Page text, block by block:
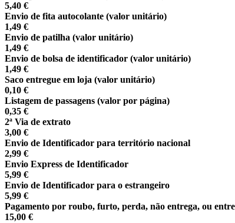
5,40 €
Envio de fita autocolante (valor unitário)
1,49 €
Envio de patilha (valor unitário)
1,49 €
Envio de bolsa de identificador (valor unitário)
1,49 €
Saco entregue em loja (valor unitário)
0,10 €
Listagem de passagens (valor por página)
0,35 €
2ª Via de extrato
3,00 €
Envio de Identificador para território nacional
2,99 €
Envio Express de Identificador
5,99 €
Envio de Identificador para o estrangeiro
5,99 €
Pagamento por roubo, furto, perda, não entrega, ou
15,00 €